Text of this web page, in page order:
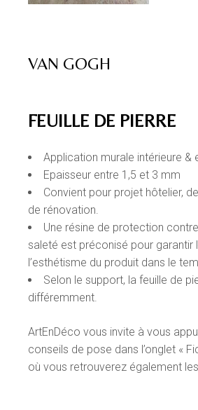
VAN GOGH
FEUILLE DE PIERRE
Application murale intérieure &
Epaisseur entre 1,5 et 3 mm
Convient pour projet hôtelier,
de rénovation.
Une résine de protection
saleté est préconisé pour garantir
l’esthétisme du produit dans le
Selon le support, la feuille de
différemment.
ArtEnDéco vous invite à vous
conseils de pose dans l’onglet «
où vous retrouverez également